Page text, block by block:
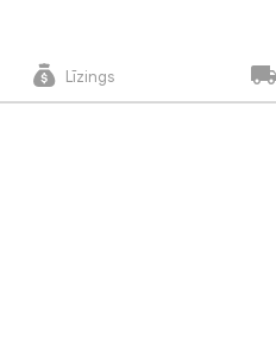
Līzings